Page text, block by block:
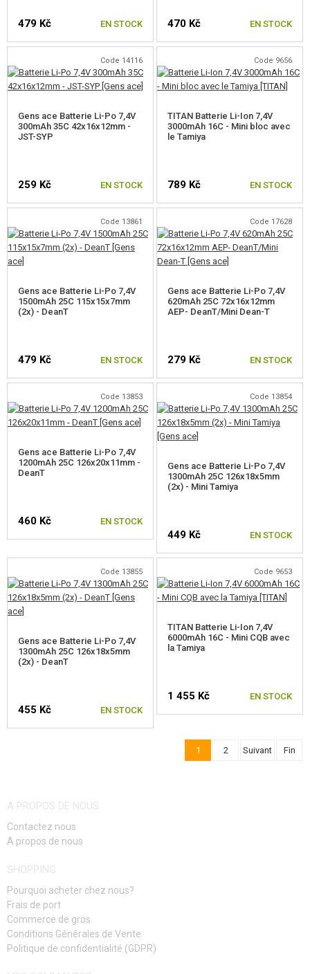
479 Kč EN STOCK 470 Kč EN STOCK
Code 14116
Gens ace Batterie Li-Po 7,4V
300mAh 35C 42x16x12mm -
JST-SYP
259 Kč EN STOCK
Code 9656
TITAN Batterie Li-Ion 7,4V
3000mAh 16C - Mini bloc avec
le Tamiya
789 Kč EN STOCK
Code 13861
Gens ace Batterie Li-Po 7,4V
1500mAh 25C 115x15x7mm
(2x) - DeanT
479 Kč EN STOCK
Code 17628
Gens ace Batterie Li-Po 7,4V
620mAh 25C 72x16x12mm
AEP- DeanT/Mini Dean-T
279 Kč EN STOCK
Code 13853
Gens ace Batterie Li-Po 7,4V
1200mAh 25C 126x20x11mm -
DeanT
460 Kč EN STOCK
Code 13854
Gens ace Batterie Li-Po 7,4V
1300mAh 25C 126x18x5mm
(2x) - Mini Tamiya
449 Kč EN STOCK
Code 13855
Gens ace Batterie Li-Po 7,4V
1300mAh 25C 126x18x5mm
(2x) - DeanT
455 Kč EN STOCK
Code 9653
TITAN Batterie Li-Ion 7,4V
6000mAh 16C - Mini CQB avec
la Tamiya
1 455 Kč EN STOCK
1 2 Suivant Fin
A PROPOS DE NOUS
Contactez nous
A propos de nous
SHOPPING
Pourquoi acheter chez nous?
Frais de port
Commerce de gros
Conditions Générales de Vente
Politique de confidentialité (GDPR)